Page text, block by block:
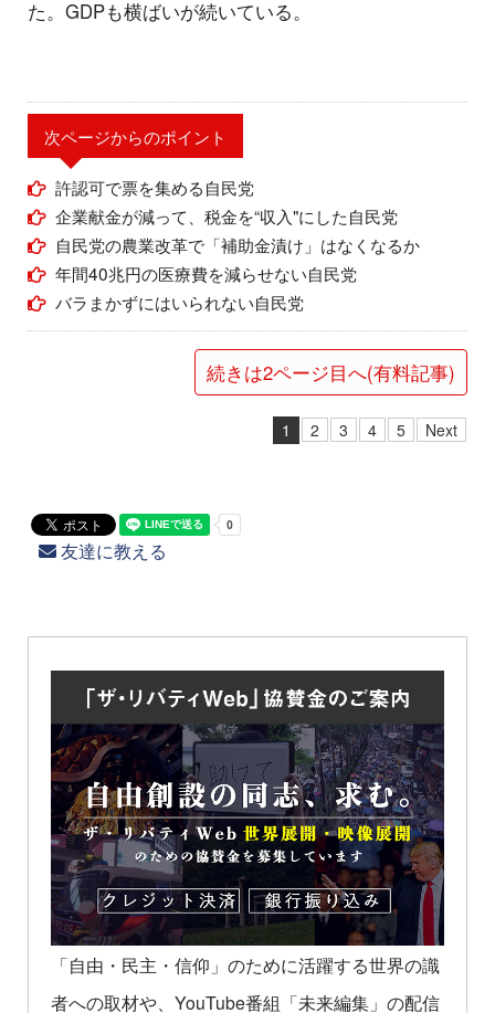
た。GDPも横ばいが続いている。
次ページからのポイント
許認可で票を集める自民党
企業献金が減って、税金を“収入"にした自民党
自民党の農業改革で「補助金漬け」はなくなるか
年間40兆円の医療費を減らせない自民党
バラまかずにはいられない自民党
続きは2ページ目へ(有料記事)
1 2 3 4 5 Next
友達に教える
「自由・民主・信仰」のために活躍する世界の識
者への取材や、YouTube番組「未来編集」の配信